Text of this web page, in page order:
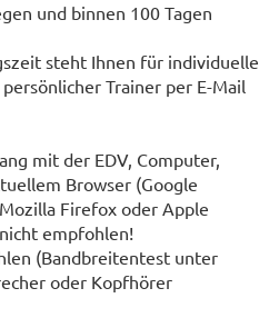
und binnen 100 Tagen
steht Ihnen für individuelle
Trainer per E-Mail
mit der EDV, Computer,
Browser (Google
Firefox oder Apple
empfohlen!
(Bandbreitentest unter
oder Kopfhörer